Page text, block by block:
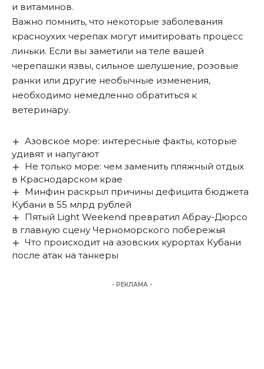
и витаминов.
Важно помнить, что некоторые заболевания
красноухих черепах могут имитировать процесс
линьки. Если вы заметили на теле вашей
черепашки язвы, сильное шелушение, розовые
ранки или другие необычные изменения,
необходимо немедленно обратиться к
ветеринару.
Азовское море: интересные факты, которые
удивят и напугают
Не только море: чем заменить пляжный отдых
в Краснодарском крае
Минфин раскрыл причины дефицита бюджета
Кубани в 55 млрд рублей
Пятый Light Weekend превратил Абрау-Дюрсо
в главную сцену Черноморского побережья
Что происходит на азовских курортах Кубани
после атак на танкеры
- РЕКЛАМА -